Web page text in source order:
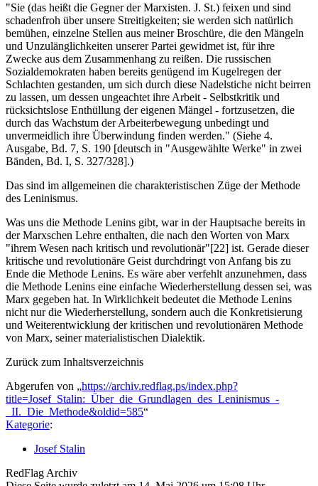
"Sie (das heißt die Gegner der Marxisten. J. St.) feixen und sind
schadenfroh über unsere Streitigkeiten; sie werden sich natürlich
bemühen, einzelne Stellen aus meiner Broschüre, die den Mängeln
und Unzulänglichkeiten unserer Partei gewidmet ist, für ihre
Zwecke aus dem Zusammenhang zu reißen. Die russischen
Sozialdemokraten haben bereits genügend im Kugelregen der
Schlachten gestanden, um sich durch diese Nadelstiche nicht beirren
zu lassen, um dessen ungeachtet ihre Arbeit - Selbstkritik und
rücksichtslose Enthüllung der eigenen Mängel - fortzusetzen, die
durch das Wachstum der Arbeiterbewegung unbedingt und
unvermeidlich ihre Überwindung finden werden." (Siehe 4.
Ausgabe, Bd. 7, S. 190 [deutsch in "Ausgewählte Werke" in zwei
Bänden, Bd. I, S. 327/328].)
Das sind im allgemeinen die charakteristischen Züge der Methode
des Leninismus.
Was uns die Methode Lenins gibt, war in der Hauptsache bereits in
der Marxschen Lehre enthalten, die nach den Worten von Marx
"ihrem Wesen nach kritisch und revolutionär"[22] ist. Gerade dieser
kritische und revolutionäre Geist durchdringt von Anfang bis zu
Ende die Methode Lenins. Es wäre aber verfehlt anzunehmen, dass
die Methode Lenins eine einfache Wiederherstellung dessen sei, was
Marx gegeben hat. In Wirklichkeit bedeutet die Methode Lenins
nicht nur die Wiederherstellung, sondern auch die Konkretisierung
und Weiterentwicklung der kritischen und revolutionären Methode
von Marx, seiner materialistischen Dialektik.
Zurück zum Inhaltsverzeichnis
Abgerufen von „https://archiv.redflag.ps/index.php?
title=Josef_Stalin:_Über_die_Grundlagen_des_Leninismus_-
_II._Die_Methode&oldid=585“
Kategorie:
Josef Stalin
RedFlag Archiv